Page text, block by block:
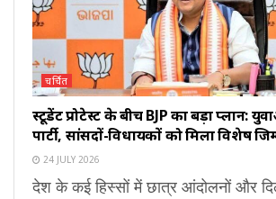
चर्चित
स्टूडेंट प्रोटेस्ट के बीच BJP का बड़ा प्लान:
पार्टी, सांसदों-विधायकों को मिला विशेष
24 JULY 2026
देश के कई हिस्सों में छात्र आंदोलनों और